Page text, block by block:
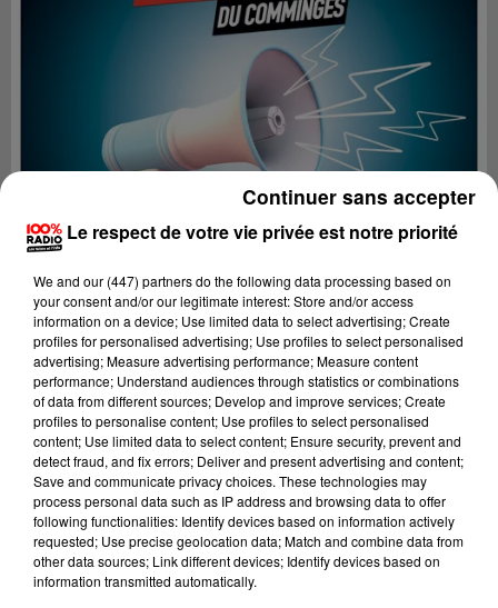
Lecture (4 min 23 sec)
100%
100% Radio les infos du Comminges
Le respect de votre vie privée est notre priorité
We and our (447) partnersdo the following data processing based on
your consent and/or our legitimate interest: Store and/or access
information on a device; Use limited data to select advertising; Create
profiles for personalised advertising; Use profiles to select personalised
advertising; Measure advertising performance; Measure content
performance; Understand audiences through statistics or combinations
of data from different sources; Develop and improve services; Create
profiles to personalise content; Use profiles to select personalised
content; Use limited data to select content; Ensure security, prevent and
detect fraud, and fix errors; Deliver and present advertising and content;
Save and communicate privacy choices. These technologies may
process personal data such as IP address and browsing data to offer
following functionalities: Identify devices based on information actively
requested; Use precise geolocation data; Match and combine data from
other data sources; Link different devices; Identify devices based on
information transmitted automatically.
Continuer sans accepter